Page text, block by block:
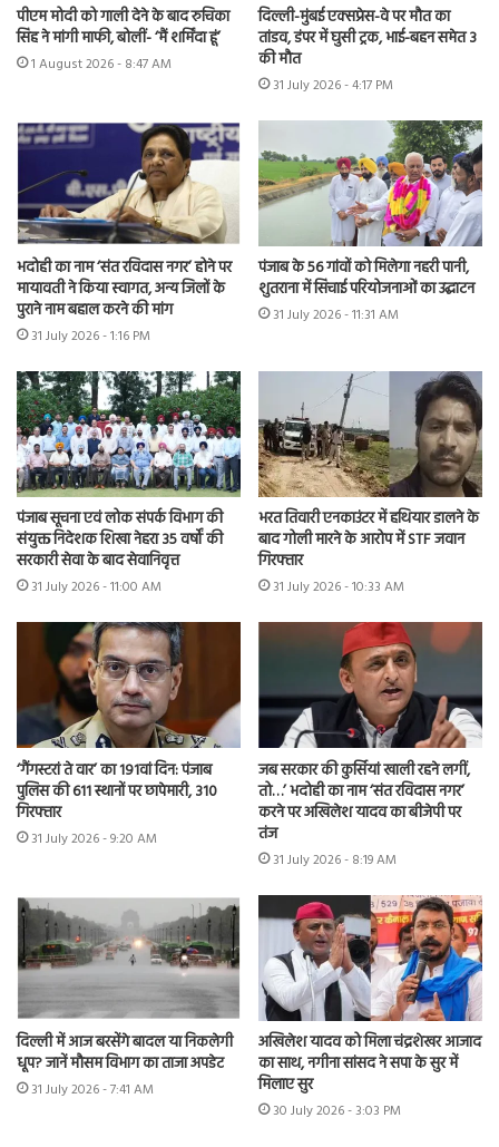
पीएम मोदी को गाली देने के बाद रुचिका
सिंह ने मांगी माफी, बोलीं- ‘मैं शर्मिंदा हूं’
1 August 2026 - 8:47 AM
दिल्ली-मुंबई एक्सप्रेस-वे पर मौत का
तांडव, डंपर में घुसी ट्रक, भाई-बहन समेत 3
की मौत
31 July 2026 - 4:17 PM
भदोही का नाम ‘संत रविदास नगर’ होने पर
मायावती ने किया स्वागत, अन्य जिलों के
पुराने नाम बहाल करने की मांग
31 July 2026 - 1:16 PM
पंजाब के 56 गांवों को मिलेगा नहरी पानी,
शुतराना में सिंचाई परियोजनाओं का उद्घाटन
31 July 2026 - 11:31 AM
पंजाब सूचना एवं लोक संपर्क विभाग की
संयुक्त निदेशक शिखा नेहरा 35 वर्षों की
सरकारी सेवा के बाद सेवानिवृत्त
31 July 2026 - 11:00 AM
भरत तिवारी एनकाउंटर में हथियार डालने के
बाद गोली मारने के आरोप में STF जवान
गिरफ्तार
31 July 2026 - 10:33 AM
‘गैंगस्टरां ते वार’ का 191वां दिन: पंजाब
पुलिस की 611 स्थानों पर छापेमारी, 310
गिरफ्तार
31 July 2026 - 9:20 AM
जब सरकार की कुर्सियां खाली रहने लगीं,
तो…’ भदोही का नाम ‘संत रविदास नगर’
करने पर अखिलेश यादव का बीजेपी पर
तंज
31 July 2026 - 8:19 AM
दिल्ली में आज बरसेंगे बादल या निकलेगी
धूप? जानें मौसम विभाग का ताजा अपडेट
31 July 2026 - 7:41 AM
अखिलेश यादव को मिला चंद्रशेखर आजाद
का साथ, नगीना सांसद ने सपा के सुर में
मिलाए सुर
30 July 2026 - 3:03 PM